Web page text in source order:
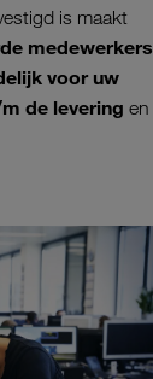
is maakt
medewerkers
voor uw
de levering en